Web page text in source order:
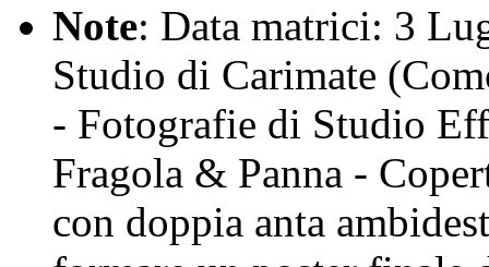
Note: Data matrici: 3
Studio di Carimate
- Fotografie di Studio
Fragola & Panna -
con doppia anta